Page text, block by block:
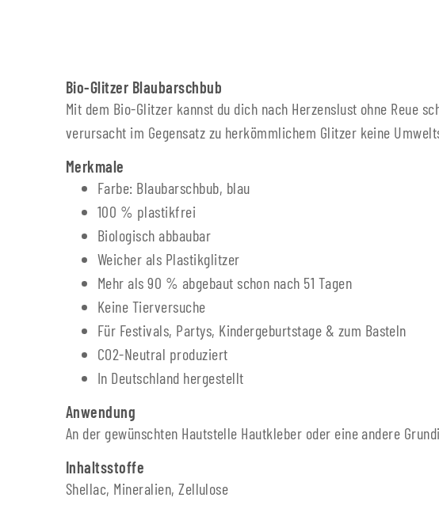
Bio-Glitzer Blaubarschbub
Mit dem Bio-Glitzer kannst du dich nach Herzenslust ohne Reue
verursacht im Gegensatz zu herkömmlichem Glitzer keine
Merkmale
Farbe: Blaubarschbub, blau
100 % plastikfrei
Biologisch abbaubar
Weicher als Plastikglitzer
Mehr als 90 % abgebaut schon nach 51 Tagen
Keine Tierversuche
Für Festivals, Partys, Kindergeburtstage & zum Basteln
CO2-Neutral produziert
In Deutschland hergestellt
Anwendung
An der gewünschten Hautstelle Hautkleber oder eine andere
Inhaltsstoffe
Shellac, Mineralien, Zellulose